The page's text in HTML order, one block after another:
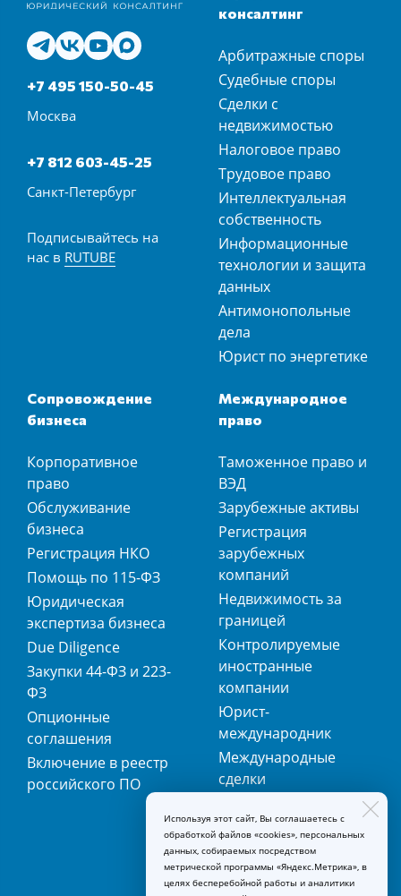
+7 495 150-50-45
Москва
+7 812 603-45-25
Санкт-Петербург
Подписывайтесь на
нас в RUTUBE
консалтинг
Арбитражные споры
Судебные споры
Сделки с
недвижимостью
Налоговое право
Трудовое право
Интеллектуальная
собственность
Информационные
технологии и защита
данных
Антимонопольные
дела
Юрист по энергетике
Сопровождение
бизнеса
Корпоративное
право
Обслуживание
бизнеса
Регистрация НКО
Помощь по 115-ФЗ
Юридическая
экспертиза бизнеса
Due Diligence
Закупки 44-ФЗ и 223-
ФЗ
Опционные
соглашения
Включение в реестр
российского ПО
Международное
право
Таможенное право и
ВЭД
Зарубежные активы
Регистрация
зарубежных
компаний
Недвижимость за
границей
Контролируемые
иностранные
компании
Юрист-
международник
Международные
сделки
регистрация
товарных знаков
Используя этот сайт, Вы соглашаетесь с
обработкой файлов «cookies», персональных
данных, собираемых посредством
метрической программы «Яндекс.Метрика», в
целях бесперебойной работы и аналитики